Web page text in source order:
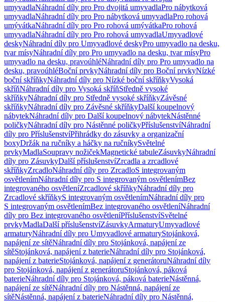
umyvadlaNáhradní díly pro Pro dvojitá umyvadlaPro nábytková
umyvadlaNáhradní díly pro Pro nábytková umyvadlaPro rohová
umývátkaNáhradní díly pro Pro rohová umývátkaPro rohová
umyvadlaNáhradní díly pro Pro rohová umyvadlaUmyvadlové
deskyNáhradní díly pro Umyvadlové deskyPro umyvadlo na desku,
tvar mísyNáhradní díly pro Pro umyvadlo na desku, tvar mísyPro
umyvadlo na desku, pravoúhléNáhradní díly pro Pro umyvadlo na
desku, pravoúhléBoční prvkyNáhradní díly pro Boční prvkyNízké
boční skříňkyNáhradní díly pro Nízké boční skříňkyVysoká
skříňNáhradní díly pro Vysoká skříňStředně vysoké
skříňkyNáhradní díly pro Středně vysoké skříňkyZávěsné
skříňkyNáhradní díly pro Závěsné skříňkyDalší koupelnový
nábytekNáhradní díly pro Další koupelnový nábytekNástěnné
poličkyNáhradní díly pro Nástěnné poličkyPříslušenstvíNáhradní
díly pro PříslušenstvíPřihrádky do zásuvky a organizační
boxyDržák na ručníky a háčky na ručníkySvětelné
prvkyMadlaSoupravy nožičekMagnetické tabuleZásuvkyNáhradní
díly pro ZásuvkyDalší příslušenstvíZrcadla a zrcadlové
skříňkyZrcadloNáhradní díly pro ZrcadloS integrovaným
osvětlenímNáhradní díly pro S integrovaným osvětlenímBez
integrovaného osvětleníZrcadlové skříňkyNáhradní díly pro
Zrcadlové skříňkyS integrovaným osvětlenímNáhradní díly pro
S integrovaným osvětlenímBez integrovaného osvětleníNáhradní
díly pro Bez integrovaného osvětleníPříslušenstvíSvětelné
prvkyMadlaDalší příslušenstvíZásuvkyArmaturyUmyvadlové
armaturyNáhradní díly pro Umyvadlové armaturyStojánková,
napájení ze sítěNáhradní díly pro Stojánková, napájení ze
sítěStojánková, napájení z baterieNáhradní díly pro Stojánková,
napájení z baterieStojánková, napájení z generátoruNáhradní díly
pro Stojánková, napájení z generátoruStojánková, páková
baterieNáhradní díly pro Stojánková, páková baterieNástěnná,
napájení ze sítěNáhradní díly pro Nástěnná, napájení ze
sítěNástěnná, napájení z baterieNáhradní díly pro Nástěnná,